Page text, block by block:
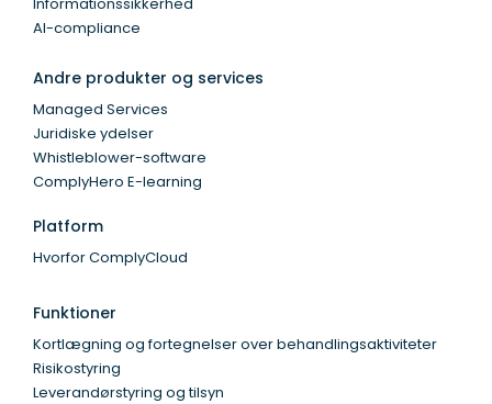
AI-compliance
Andre produkter og services
Managed Services
Juridiske ydelser
Whistleblower-software
ComplyHero E-learning
Platform
Hvorfor ComplyCloud
Funktioner
Kortlægning og fortegnelser over behandlingsaktiviteter
Risikostyring
Leverandørstyring og tilsyn